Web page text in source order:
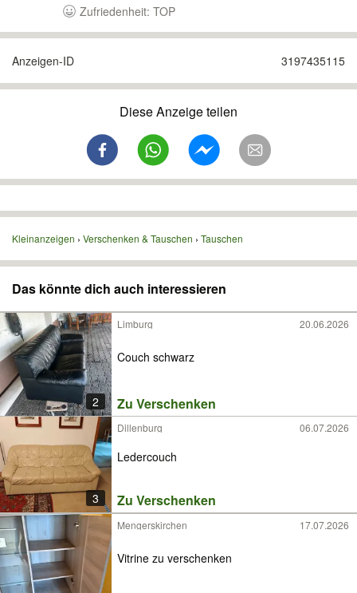
Zufriedenheit: TOP
Anzeigen-ID 3197435115
Diese Anzeige teilen
Kleinanzeigen Verschenken & Tauschen Tauschen
Das könnte dich auch interessieren
2
Limburg 20.06.2026
Couch schwarz
Zu Verschenken
3
Dillenburg 06.07.2026
Ledercouch
Zu Verschenken
Mengerskirchen 17.07.2026
Vitrine zu verschenken